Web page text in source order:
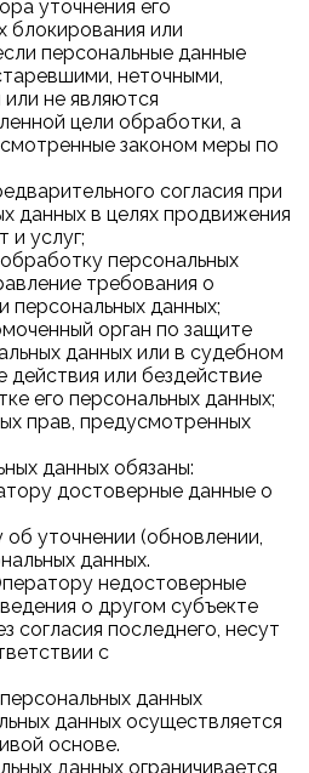
уточнения его
блокирования или
персональные данные
неточными,
не являются
цели обработки, а
законом меры по
согласия при
данных в целях продвижения
и услуг;
персональных
требования о
персональных данных;
орган по защите
данных или в судебном
или бездействие
его персональных данных;
прав, предусмотренных
данных обязаны:
достоверные данные о
уточнении (обновлении,
данных.
недостоверные
о другом субъекте
согласия последнего, несут
с
данных
данных осуществляется
основе.
данных ограничивается